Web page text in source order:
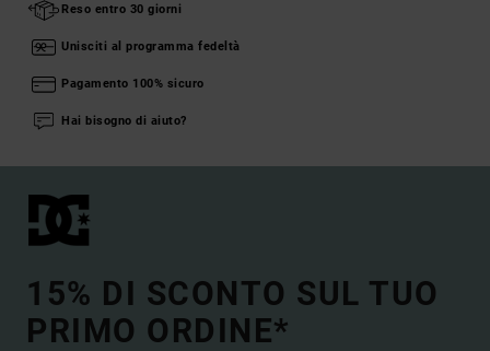
Reso entro 30 giorni
Unisciti al programma fedeltà
Pagamento 100% sicuro
Hai bisogno di aiuto?
15% DI SCONTO SUL TUO
PRIMO ORDINE*